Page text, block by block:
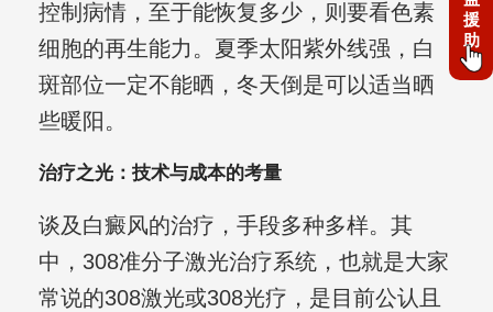
控制病情，至于能恢复多少，则要看色素
细胞的再生能力。夏季太阳紫外线强，白
斑部位一定不能晒，冬天倒是可以适当晒
些暖阳。
治疗之光：技术与成本的考量
谈及白癜风的治疗，手段多种多样。其
中，308准分子激光治疗系统，也就是大家
常说的308激光或308光疗，是目前公认且
援
助